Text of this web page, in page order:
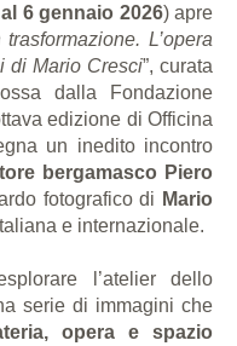
6 gennaio 2026) apre
L’opera
di Mario Cresci”, curata
dalla Fondazione
edizione di Officina
un inedito incontro
bergamasco Piero
fotografico di Mario
e internazionale.
l’atelier dello
serie di immagini che
opera e spazio